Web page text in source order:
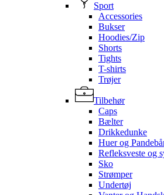
Sport
Accessories
Bukser
Hoodies/Zip
Shorts
Tights
T-shirts
Trøjer
Tilbehør
Caps
Bælter
Drikkedunke
Huer og
Refleksveste og
Sko
Strømper
Undertøj